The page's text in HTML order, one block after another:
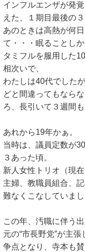
インフルエンザが発
えた、１期目最後の
あのときは高熱が何
て・・・眠ることしか
タミフルを服用した
相次いで、
わたしは40代でした
どと間違ってもなら
ろ、長引いて３週間
あれから19年かぁ。
当時は、議員定数が
３あった頃。
新人女性トリオ（現
主婦、教職員組合、
難なくこなしていま
この年、汚職に伴う
元の“市長野党”が主
争点となり、寺本も